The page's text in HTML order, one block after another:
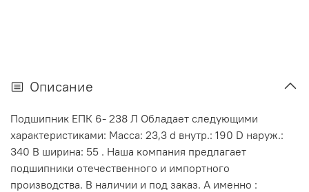
Описание
Подшипник ЕПК 6- 238 Л Обладает следующими
характеристиками: Масса: 23,3 d внутр.: 190 D наруж.:
340 В ширина: 55 . Наша компания предлагает
подшипники отечественного и импортного
производства. В наличии и под заказ. А именно :